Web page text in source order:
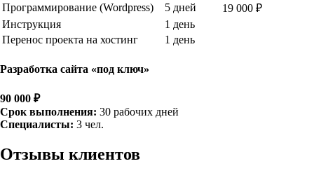
Программирование (Wordpress)
5 дней
19 000 ₽
Инструкция
1 день
Перенос проекта на хостинг
1 день
Разработка сайта «под ключ»
90 000 ₽
Срок выполнения: 30 рабочих дней
Специалисты: 3 чел.
Отзывы клиентов